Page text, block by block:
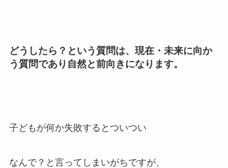
どうしたら？という質問は、現在・未来に向か
う質問であり自然と前向きになります。
子どもが何か失敗するとついつい
なんで？と言ってしまいがちですが、